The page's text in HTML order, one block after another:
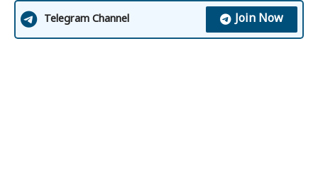
Telegram Channel Join Now